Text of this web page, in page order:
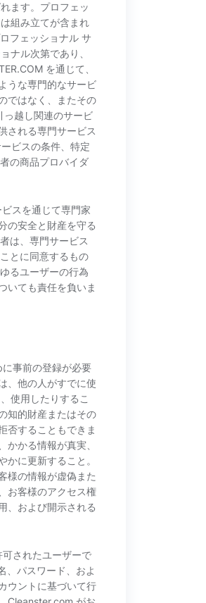
ます。プロフェッ
組み立てが含まれ
フェッショナル サ
ナル次第であり、
を通じて、
うな専門的なサービ
ではなく、またその
っ越し関連のサービ
される専門サービス
ビスの条件、特定
の商品プロバイダ
スを通じて専門家
の安全と財産を守る
は、専門サービス
とに同意するもの
るユーザーの行為
いても責任を負いま
事前の登録が必要
、他の人がすでに使
使用したりするこ
知的財産またはその
否することもできま
かる情報が真実、
に更新すること。
様の情報が虚偽また
お客様のアクセス権
、および開示される
されたユーザーで
、パスワード、およ
ウントに基づいて行